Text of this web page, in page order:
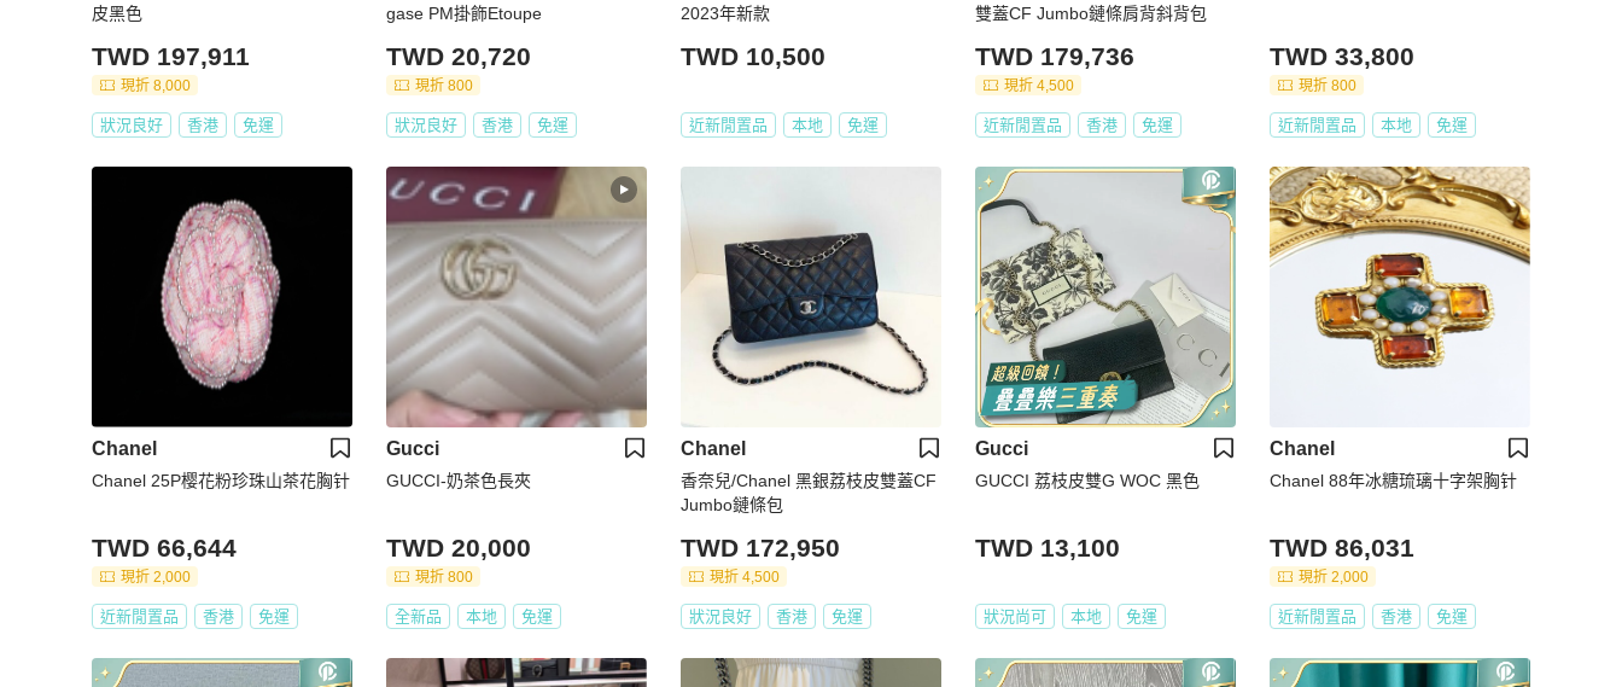
皮黑色
TWD 197,911
現折 8,000
狀況良好 香港 免運
gase PM掛飾Etoupe
TWD 20,720
現折 800
狀況良好 香港 免運
2023年新款
TWD 10,500
近新閒置品 本地 免運
雙蓋CF Jumbo鏈條肩背斜背包
TWD 179,736
現折 4,500
近新閒置品 香港 免運
TWD 33,800
現折 800
近新閒置品 本地 免運
Chanel
Chanel 25P樱花粉珍珠山茶花胸针
TWD 66,644
現折 2,000
近新閒置品 香港 免運
Gucci
GUCCI-奶茶色長夾
TWD 20,000
現折 800
全新品 本地 免運
Chanel
香奈兒/Chanel 黑銀荔枝皮雙蓋CF
Jumbo鏈條包
TWD 172,950
現折 4,500
狀況良好 香港 免運
Gucci
GUCCI 荔枝皮雙G WOC 黑色
TWD 13,100
狀況尚可 本地 免運
Chanel
Chanel 88年冰糖琉璃十字架胸针
TWD 86,031
現折 2,000
近新閒置品 香港 免運